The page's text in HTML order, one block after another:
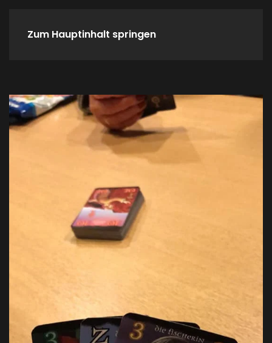
Zum Hauptinhalt springen
Home